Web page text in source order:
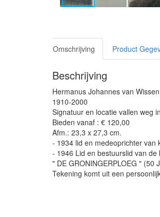
Omschrijving Product
Beschrijving
Hermanus Johannes van Wissen
1910-2000
Signatuur en locatie vallen weg
Bieden vanaf : € 120,00
Afm.: 23,3 x 27,3 cm.
- 1934 lid en medeoprichter van
- 1946 Lid en bestuurslid van de
" DE GRONINGERPLOEG " (50
Tekening komt uit een